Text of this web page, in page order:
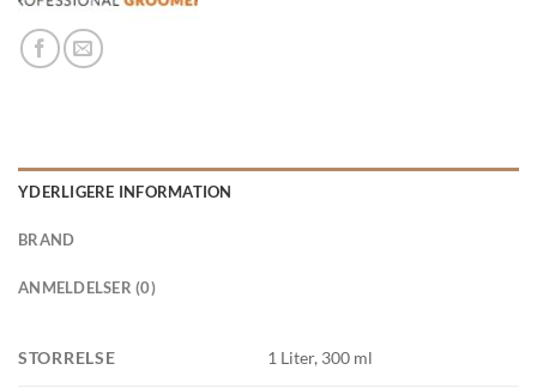
YDERLIGERE INFORMATION
BRAND
ANMELDELSER (0)
STORRELSE 1 Liter, 300 ml